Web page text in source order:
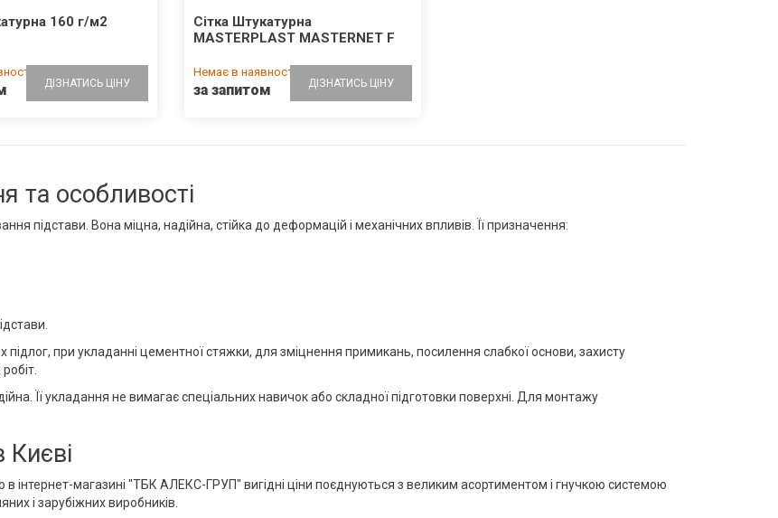
та особливості
підстави. Вона міцна, надійна, стійка до деформацій і механічних впливів. Її призначення:
при укладанні цементної стяжки, для зміцнення примикань, посилення слабкої основи, захисту
Її укладання не вимагає спеціальних навичок або складної підготовки поверхні. Для монтажу
Києві
в інтернет-магазині "ТБК АЛЕКС-ГРУП" вигідні ціни поєднуються з великим асортиментом і гнучкою системою
і зарубіжних виробників.
160 г/м2
ДІЗНАТИСЬ ЦІНУ
Сітка Штукатурна
MASTERPLAST MASTERNET F
Немає в наявності
за запитом ДІЗНАТИСЬ ЦІНУ